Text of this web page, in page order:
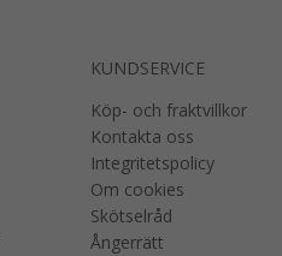
KUNDSERVICE
Köp- och fraktvillkor
Kontakta oss
Integritetspolicy
Om cookies
Skötselråd
Ångerrätt